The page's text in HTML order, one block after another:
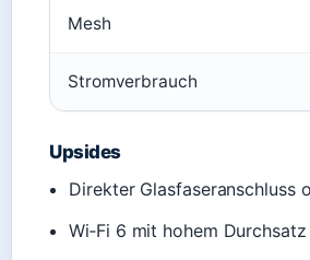
Mesh
Stromverbrauch
Upsides
Direkter Glasfaseranschluss
Wi‑Fi 6 mit hohem Durchsatz